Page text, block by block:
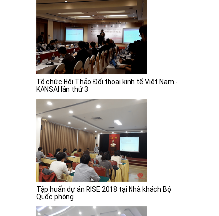
Hội thảo phát triển bền vững của ngành Dệt
May và Da Giày
Tổ chức Hội Thảo Đối thoại kinh tế Việt Nam -
KANSAI lần thứ 3